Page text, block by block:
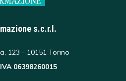
s.c.r.l.
123 - 10151 Torino
06398260015